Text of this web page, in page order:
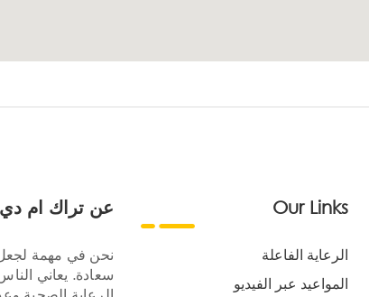
عن تراك ام دي
نحن في مهمة
سعادة. يعاني
Our Links
الرعاية الفاعلة
المواعيد عبر الفيديو